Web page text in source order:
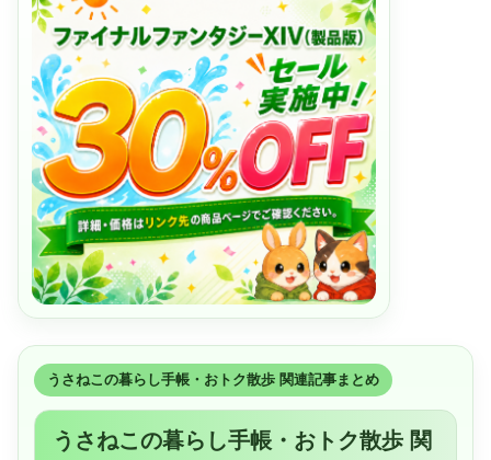
うさねこの暮らし手帳・おトク散歩 関連記事まとめ
うさねこの暮らし手帳・おトク散歩 関